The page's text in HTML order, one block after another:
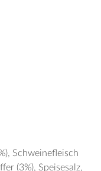
Schweinefleisch
(3%) Speisesalz